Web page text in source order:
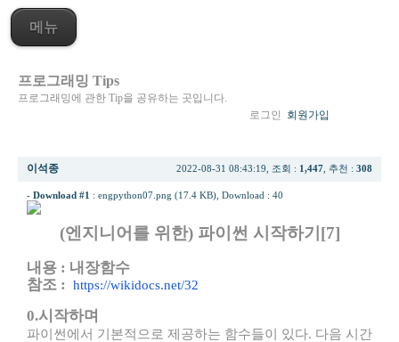
메뉴
프로그래밍 Tips
프로그래밍에 관한 Tip을 공유하는 곳입니다.
로그인
회원가입
이석종 2022-08-31 08:43:19, 조회 : 1,447 , 추천 : 308
- Download #1 : engpython07.png (17.4 KB) , Download : 40
(엔지니어를 위한) 파이썬 시작하기[7]
내용 : 내장함수
참조 :
https://wikidocs.net/32
0.시작하며
파이썬에서 기본적으로 제공하는 함수들이 있다. 다음 시간